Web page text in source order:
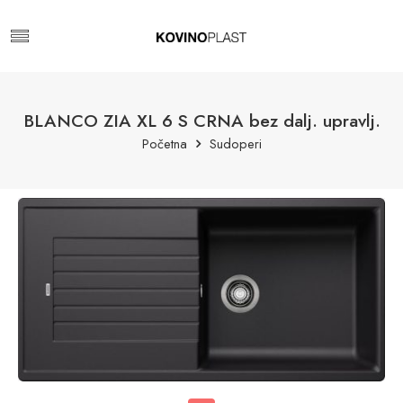
BLANCO ZIA XL 6 S CRNA bez dalj. upravlj.
Početna Sudoperi